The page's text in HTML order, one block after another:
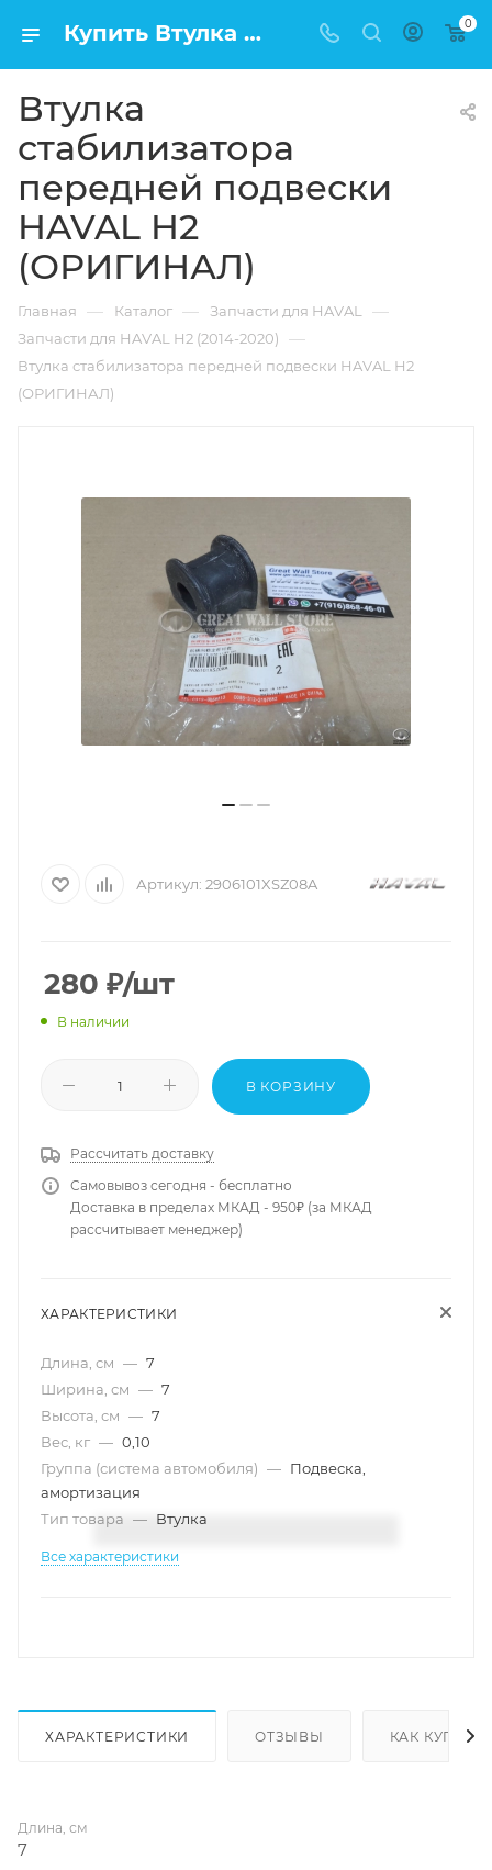
Купить Втулка стабилизатора передней подвески HAVAL H2 (ОРИГИНАЛ) в Москве по низкой цене 0
Втулка
стабилизатора
передней подвески
HAVAL H2
(ОРИГИНАЛ)
Главная — Каталог — Запчасти для HAVAL —
Запчасти для HAVAL H2 (2014-2020) —
Втулка стабилизатора передней подвески HAVAL H2
(ОРИГИНАЛ)
Артикул: 2906101XSZ08A
280 ₽/шт
В наличии
В КОРЗИНУ
Рассчитать доставку
Самовывоз сегодня - бесплатно
Доставка в пределах МКАД - 950₽ (за МКАД
рассчитывает менеджер)
ХАРАКТЕРИСТИКИ
Длина, см — 7
Ширина, см — 7
Высота, см — 7
Вес, кг — 0,10
Группа (система автомобиля) — Подвеска,
амортизация
Тип товара — Втулка
Все характеристики
ХАРАКТЕРИСТИКИ ОТЗЫВЫ КАК КУПИТЬ
Длина, см
7